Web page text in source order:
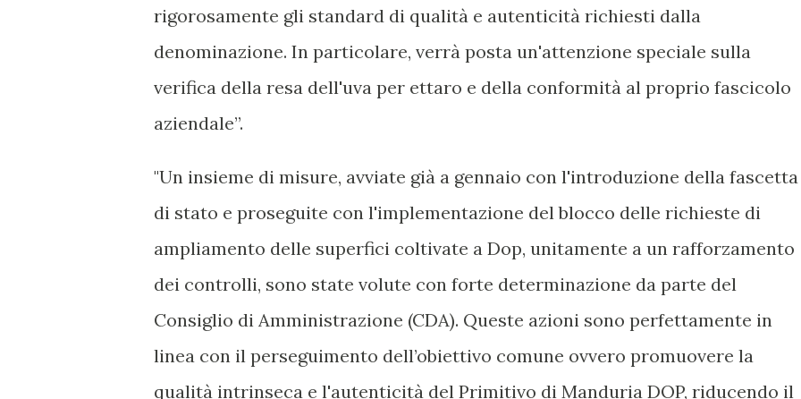
rigorosamente gli standard di qualità e autenticità richiesti dalla
denominazione. In particolare, verrà posta un'attenzione speciale sulla
verifica della resa dell'uva per ettaro e della conformità al proprio fascicolo
aziendale”.
"Un insieme di misure, avviate già a gennaio con l'introduzione della fascetta
di stato e proseguite con l'implementazione del blocco delle richieste di
ampliamento delle superfici coltivate a Dop, unitamente a un rafforzamento
dei controlli, sono state volute con forte determinazione da parte del
Consiglio di Amministrazione (CDA). Queste azioni sono perfettamente in
linea con il perseguimento dell’obiettivo comune ovvero promuovere la
qualità intrinseca e l'autenticità del Primitivo di Manduria DOP, riducendo il